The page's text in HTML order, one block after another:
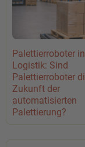
Palettierroboter
Logistik: Sind
Palettierroboter
Zukunft der
automatisierten
Palettierung?